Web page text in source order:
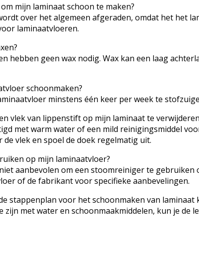
mijn laminaat schoon te maken?
over het algemeen afgeraden, omdat het het
laminaatvloeren.
hebben geen wax nodig. Wax kan een laag
schoonmaken?
minstens één keer per week te
​​vlek van lippenstift op mijn laminaat te
met warm water of een mild reinigingsmiddel
vlek en spoel de doek regelmatig uit.
op mijn laminaatvloer?
aanbevolen om een ​​stoomreiniger te
of de fabrikant voor specifieke aanbevelingen.
stappenplan voor het schoonmaken van
zijn met water en schoonmaakmiddelen, kun je